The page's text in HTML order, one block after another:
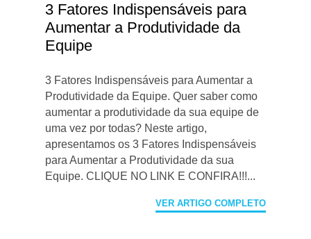
3 Fatores Indispensáveis para
Aumentar a Produtividade da
Equipe
3 Fatores Indispensáveis para Aumentar a
Produtividade da Equipe. Quer saber como
aumentar a produtividade da sua equipe de
uma vez por todas? Neste artigo,
apresentamos os 3 Fatores Indispensáveis
para Aumentar a Produtividade da sua
Equipe. CLIQUE NO LINK E CONFIRA!!!...
VER ARTIGO COMPLETO